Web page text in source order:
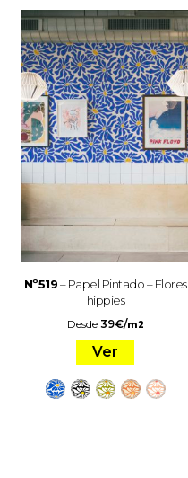
Nº519– Papel Pintado – Flores
hippies
Desde 39€/m2
Ver